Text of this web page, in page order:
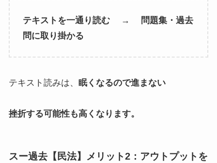
テキストを一通り読む→
問題集・過去
問に取り掛かる
テキスト読みは、 眠くなるので進まない
挫折する可能性も高くなります。
スー過去【民法】メリット2：アウトプットを